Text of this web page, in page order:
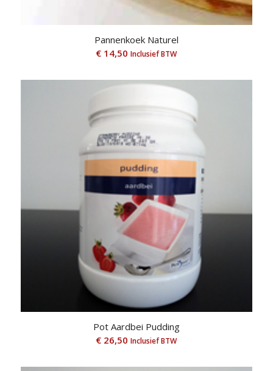
Pannenkoek Naturel
€ 14,50 Inclusief BTW
Pot Aardbei Pudding
€ 26,50 Inclusief BTW